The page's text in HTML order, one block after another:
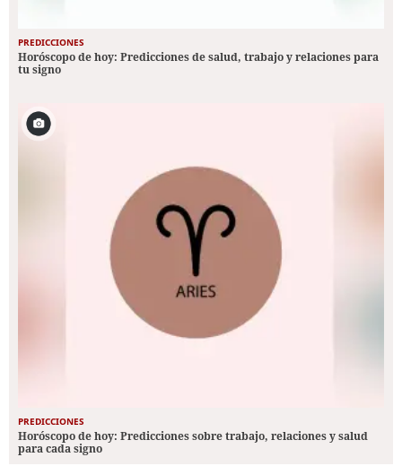
PREDICCIONES
Horóscopo de hoy: Predicciones de salud, trabajo y relaciones para
tu signo
PREDICCIONES
Horóscopo de hoy: Predicciones sobre trabajo, relaciones y salud
para cada signo